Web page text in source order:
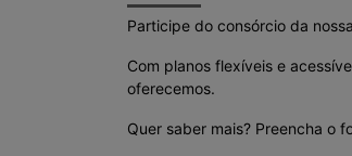
Participe do consórcio da
Com planos flexíveis e
oferecemos.
Quer saber mais? Preencha o